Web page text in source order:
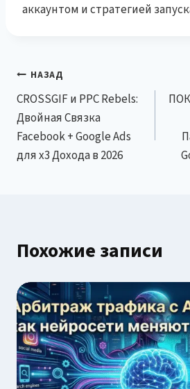
аккаунтом и стратегией
Навигация
по
записям
НАЗАД
CROSSGIF и PPC Rebels:
Двойная Связка
Facebook + Google Ads
для x3 Дохода в 2026
Похожие записи